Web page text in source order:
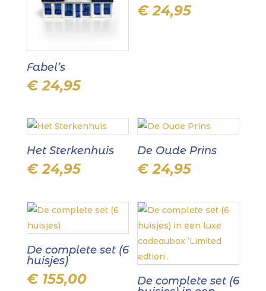
Fabel’s
€24,95
€24,95
Het Sterkenhuis
€24,95
De Oude Prins
€24,95
De complete set (6
huisjes)
€155,00
De complete set (6